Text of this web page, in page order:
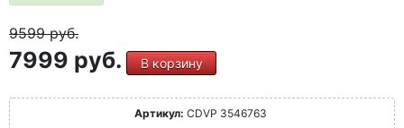
9599руб.
7999 руб. В корзину
Артикул: CDVP 3546763